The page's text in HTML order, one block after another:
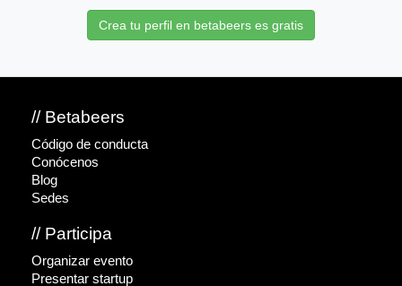
Crea tu perfil en betabeers es gratis
// Betabeers
Código de conducta
Conócenos
Blog
Sedes
// Participa
Organizar evento
Presentar startup